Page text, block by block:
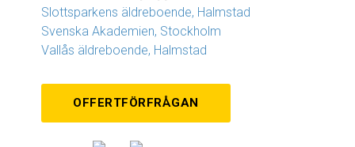
Slottsparkens äldreboende, Halmstad
Svenska Akademien, Stockholm
Vallås äldreboende, Halmstad
OFFERTFÖRFRÅGAN